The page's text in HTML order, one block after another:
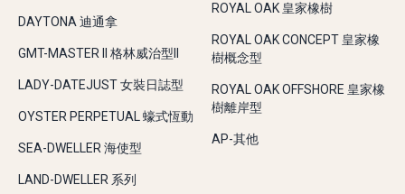
DAYTONA 迪通拿
GMT-MASTER II 格林威治型II
LADY-DATEJUST 女裝日誌型
OYSTER PERPETUAL 蠔式恆動
SEA-DWELLER 海使型
LAND-DWELLER 系列
ROYAL OAK 皇家橡樹
ROYAL OAK CONCEPT 皇家橡
樹概念型
ROYAL OAK OFFSHORE 皇家橡
樹離岸型
AP-其他